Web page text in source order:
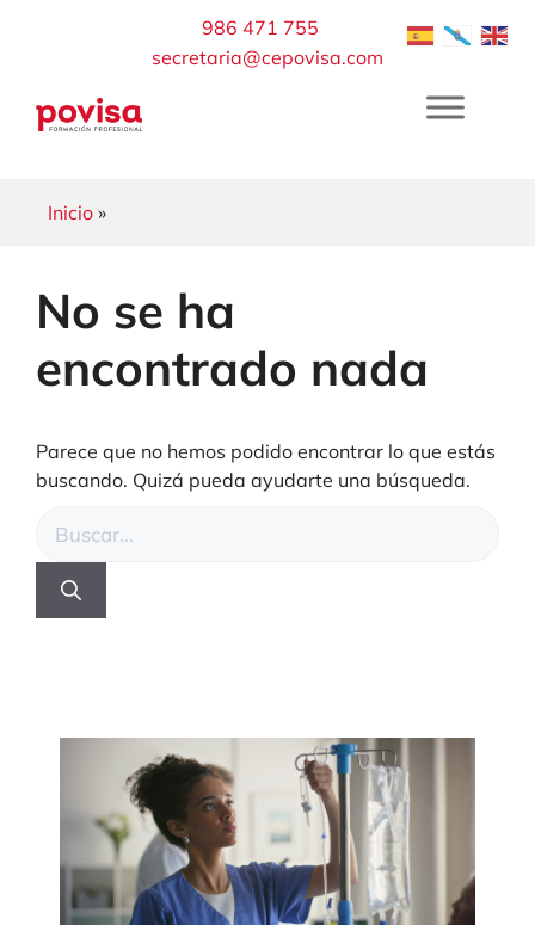
986 471 755
secretaria@cepovisa.com
Inicio »
No se ha
encontrado nada
Parece que no hemos podido encontrar lo que estás
buscando. Quizá pueda ayudarte una búsqueda.